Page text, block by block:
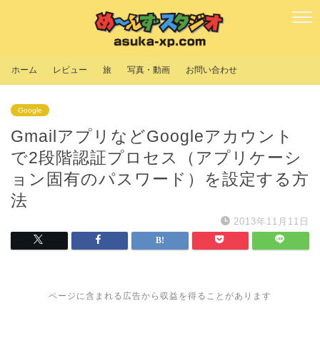
ホーム レビュー 旅 写真・動画 お問い合わせ
Google
GmailアプリなどGoogleアカウント
で2段階認証プロセス（アプリケーシ
ョン固有のパスワード）を設定する方
法
2013年11月11日
ページに含まれる広告から収益を得ることがあります